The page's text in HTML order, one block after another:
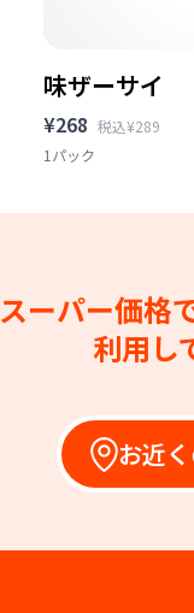
味ザーサイ
¥268 税込¥289
1パック
スーパー価格
利用し
お近